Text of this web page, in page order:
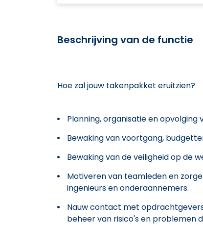
Beschrijving van de functie
Hoe zal jouw takenpakket eruitzien?
Planning, organisatie en
Bewaking van voortgang,
Bewaking van de veiligheid op de
Motiveren van teamleden en
ingenieurs en onderaannemers.
Nauw contact met
beheer van risico's en problemen